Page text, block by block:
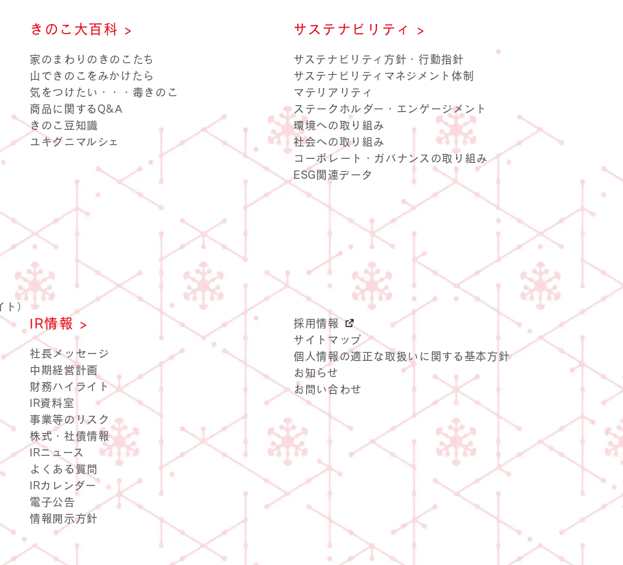
健康食品
大黒本しめじ・
大粒丹波しめじ
たけ極 マッシュルーム
なしめじ キノコのお肉
するQ&A ユキグニマルシェ
バナンスの取り組み サステナビリティマネジメント体制 マテリアリティ
ィ方針・行動指針
ッセージ コーポレート アイデンティティ IR情報
）
きのこ大百科 >
家のまわりのきのこたち
山できのこをみかけたら
気をつけたい・・・毒きのこ
商品に関するQ&A
きのこ豆知識
ユキグニマルシェ
サステナビリティ >
サステナビリティ方針・行動指針
サステナビリティマネジメント体制
マテリアリティ
ステークホルダー・エンゲージメント
環境への取り組み
社会への取り組み
コーポレート・ガバナンスの取り組み
ESG関連データ
IR情報 >
社長メッセージ
中期経営計画
財務ハイライト
IR資料室
事業等のリスク
株式・社債情報
IRニュース
よくある質問
IRカレンダー
電子公告
情報開示方針
採用情報
サイトマップ
個人情報の適正な取扱いに関する基本方針
お知らせ
お問い合わせ